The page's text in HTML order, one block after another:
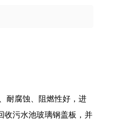
耐腐蚀、阻燃性好，进
收污水池玻璃钢盖板，并